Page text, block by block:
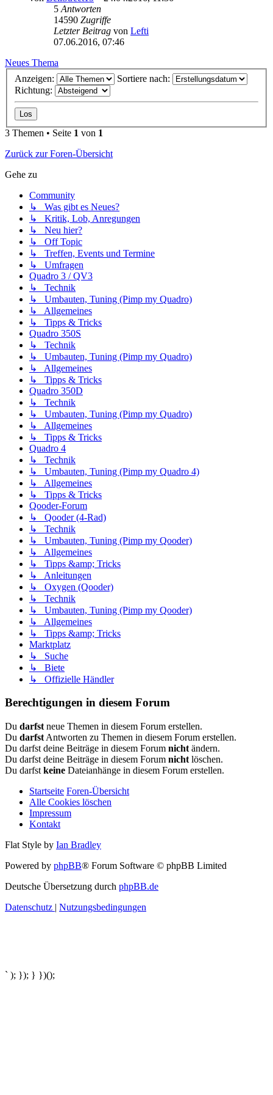
5 Antworten
14590 Zugriffe
Letzter Beitrag von Lefti
07.06.2016, 07:46
Neues Thema
Anzeigen:
Sortiere nach:
Richtung:
3 Themen • Seite 1 von 1
Zurück zur Foren-Übersicht
Gehe zu
Community
↳ Was gibt es Neues?
↳ Kritik, Lob, Anregungen
↳ Neu hier?
↳ Off Topic
↳ Treffen, Events und Termine
↳ Umfragen
Quadro 3 / QV3
↳ Technik
↳ Umbauten, Tuning (Pimp my Quadro)
↳ Allgemeines
↳ Tipps & Tricks
Quadro 350S
↳ Technik
↳ Umbauten, Tuning (Pimp my Quadro)
↳ Allgemeines
↳ Tipps & Tricks
Quadro 350D
↳ Technik
↳ Umbauten, Tuning (Pimp my Quadro)
↳ Allgemeines
↳ Tipps & Tricks
Quadro 4
↳ Technik
↳ Umbauten, Tuning (Pimp my Quadro 4)
↳ Allgemeines
↳ Tipps & Tricks
Qooder-Forum
↳ Qooder (4-Rad)
↳ Technik
↳ Umbauten, Tuning (Pimp my Qooder)
↳ Allgemeines
↳ Tipps &amp; Tricks
↳ Anleitungen
↳ Oxygen (Qooder)
↳ Technik
↳ Umbauten, Tuning (Pimp my Qooder)
↳ Allgemeines
↳ Tipps &amp; Tricks
Marktplatz
↳ Suche
↳ Biete
↳ Offizielle Händler
Berechtigungen in diesem Forum
Du darfst neue Themen in diesem Forum erstellen.
Du darfst Antworten zu Themen in diesem Forum erstellen.
Du darfst deine Beiträge in diesem Forum nicht ändern.
Du darfst deine Beiträge in diesem Forum nicht löschen.
Du darfst keine Dateianhänge in diesem Forum erstellen.
Startseite Foren-Übersicht
Alle Cookies löschen
Impressum
Kontakt
Flat Style by Ian Bradley
Powered by phpBB® Forum Software © phpBB Limited
Deutsche Übersetzung durch phpBB.de
Datenschutz | Nutzungsbedingungen
` ); }); } })();